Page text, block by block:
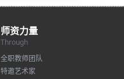
师资力量
Through
全职教师团队
特邀艺术家